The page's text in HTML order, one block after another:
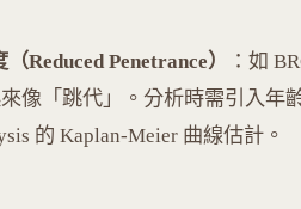
Reduced Penetrance） ：如
像「跳代」。分析時需引入年
的 Kaplan-Meier 曲線估計。